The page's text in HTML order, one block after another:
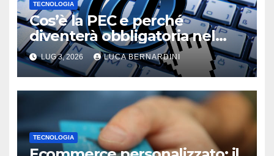
TECNOLOGIA
Cos’è la PEC e perché
diventerà obbligatoria nel
2026?
LUG 3, 2026 LUCA BERNARDINI
TECNOLOGIA